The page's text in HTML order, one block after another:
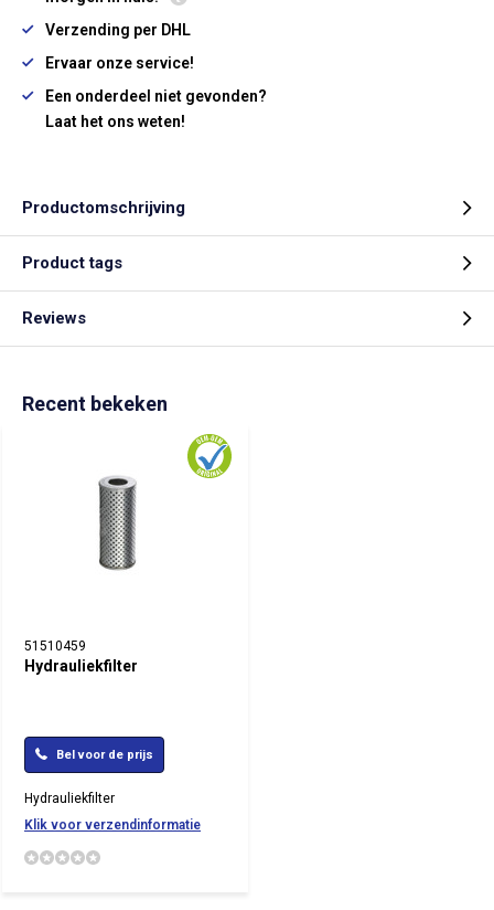
Verzending per DHL
Ervaar onze service!
Een onderdeel niet gevonden?
Laat het ons weten!
Productomschrijving
Product tags
Reviews
Recent bekeken
51510459
Hydrauliekfilter
Bel voor de prijs
Hydrauliekfilter
Klik voor verzendinformatie